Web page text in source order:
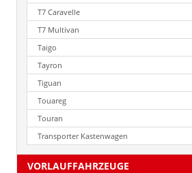
T7 Caravelle
T7 Multivan
Taigo
Tayron
Tiguan
Touareg
Touran
Transporter Kastenwagen
VORLAUFFAHRZEUGE